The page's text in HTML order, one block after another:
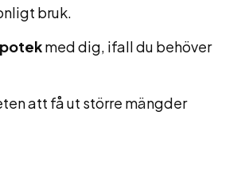
bruk.
med dig, ifall du behöver
att få ut större mängder